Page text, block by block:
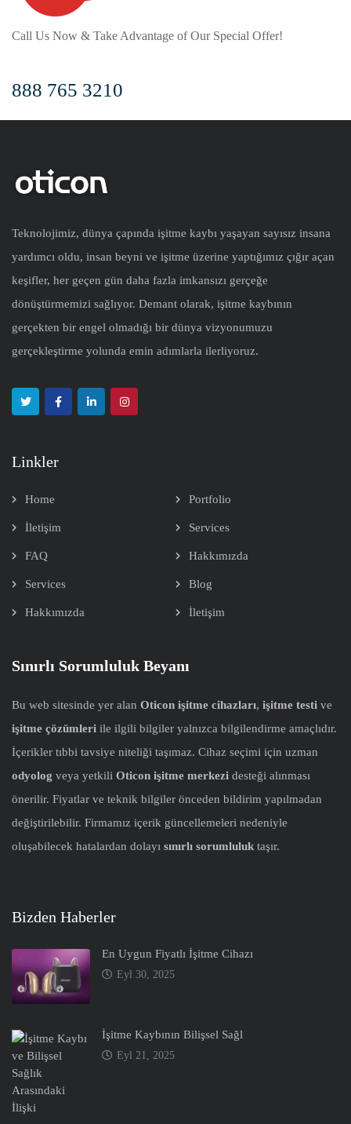
Call Us Now & Take Advantage of Our Special Offer!
888 765 3210
Teknolojimiz, dünya çapında işitme kaybı yaşayan sayısız insana
yardımcı oldu, insan beyni ve işitme üzerine yaptığımız çığır açan
keşifler, her geçen gün daha fazla imkansızı gerçeğe
dönüştürmemizi sağlıyor. Demant olarak, işitme kaybının
gerçekten bir engel olmadığı bir dünya vizyonumuzu
gerçekleştirme yolunda emin adımlarla ilerliyoruz.
Linkler
Home Portfolio
İletişim Services
FAQ Hakkımızda
Services Blog
Hakkımızda İletişim
Sınırlı Sorumluluk Beyanı
Bu web sitesinde yer alan Oticon işitme cihazları, işitme testi ve
işitme çözümleri ile ilgili bilgiler yalnızca bilgilendirme amaçlıdır.
İçerikler tıbbi tavsiye niteliği taşımaz. Cihaz seçimi için uzman
odyolog veya yetkili Oticon işitme merkezi desteği alınması
önerilir. Fiyatlar ve teknik bilgiler önceden bildirim yapılmadan
değiştirilebilir. Firmamız içerik güncellemeleri nedeniyle
oluşabilecek hatalardan dolayı sınırlı sorumluluk taşır.
Bizden Haberler
En Uygun Fiyatlı İşitme Cihazı
Eyl 30, 2025
İşitme Kaybının Bilişsel Sağl
Eyl 21, 2025